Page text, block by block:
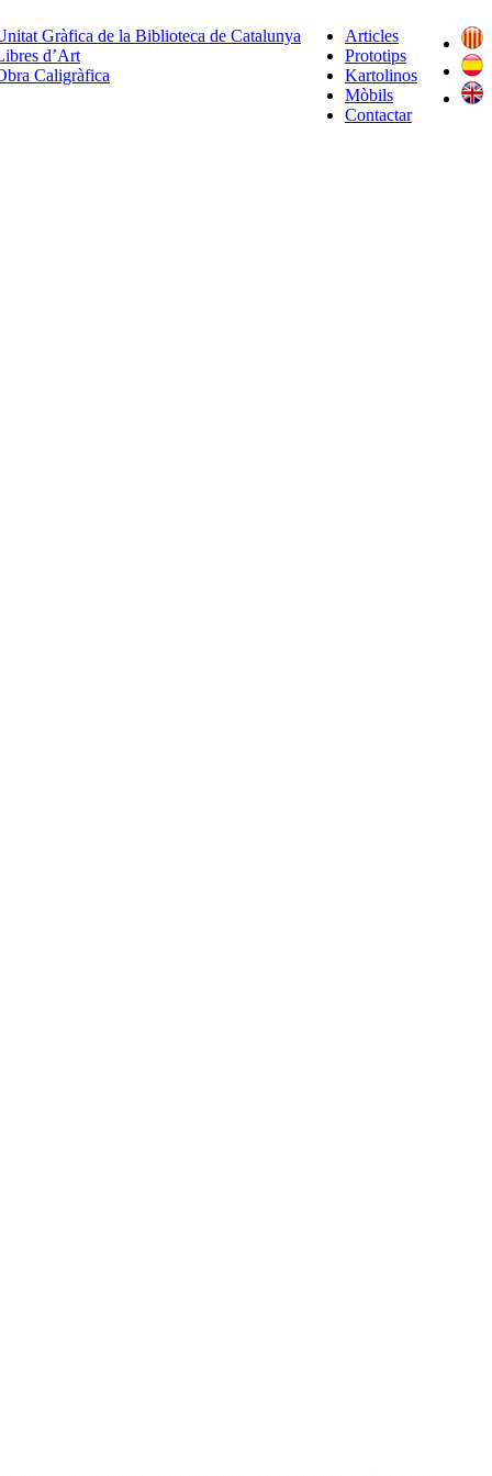
Articles
Prototips
Kartolinos
Mòbils
Contactar
Gràfica de la Biblioteca de Catalunya
d’Art
Caligràfica